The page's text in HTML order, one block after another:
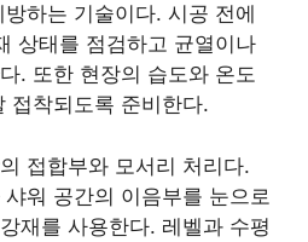
하는 기술이다. 시공 전에
상태를 점검하고 균열이나
. 또한 현장의 습도와 온도
접착되도록 준비한다.
접합부와 모서리 처리다.
워 공간의 이음부를 눈으로
재를 사용한다. 레벨과 수평